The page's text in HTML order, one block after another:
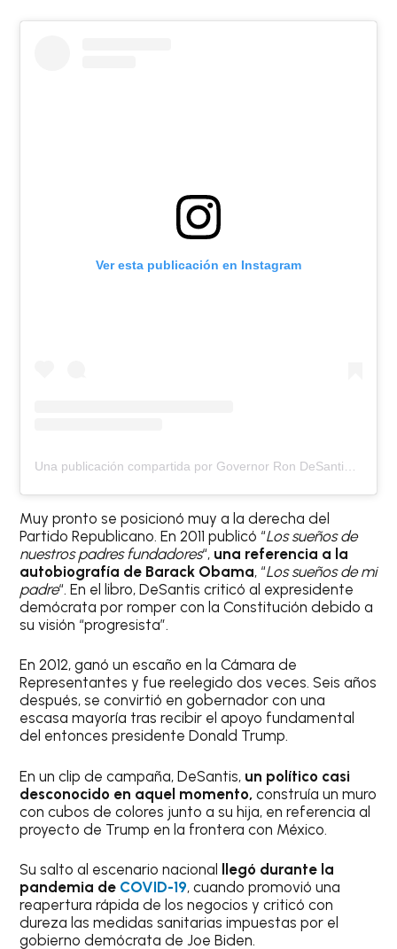
Ver esta publicación en Instagram
Muy pronto se posicionó muy a la derecha del
Partido Republicano. En 2011 publicó “Los sueños de
nuestros padres fundadores“, una referencia a la
autobiografía de Barack Obama, “Los sueños de mi
padre“. En el libro, DeSantis criticó al expresidente
demócrata por romper con la Constitución debido a
su visión “progresista”.
En 2012, ganó un escaño en la Cámara de
Representantes y fue reelegido dos veces. Seis años
después, se convirtió en gobernador con una
escasa mayoría tras recibir el apoyo fundamental
del entonces presidente Donald Trump.
En un clip de campaña, DeSantis, un político casi
desconocido en aquel momento, construía un muro
con cubos de colores junto a su hija, en referencia al
proyecto de Trump en la frontera con México.
Su salto al escenario nacional
llegó durante la
pandemia de COVID-19, cuando promovió una
reapertura rápida de los negocios y criticó con
dureza las medidas sanitarias impuestas por el
gobierno demócrata de Joe Biden.